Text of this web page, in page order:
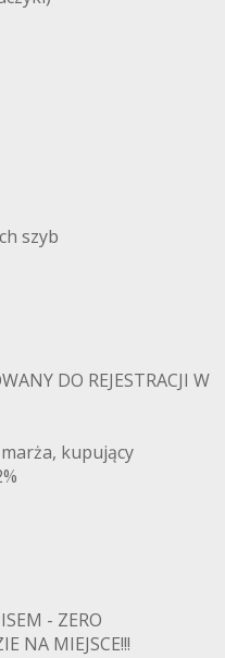
szyb
DO REJESTRACJI W
marża, kupujący
- ZERO
NA MIEJSCE!!!